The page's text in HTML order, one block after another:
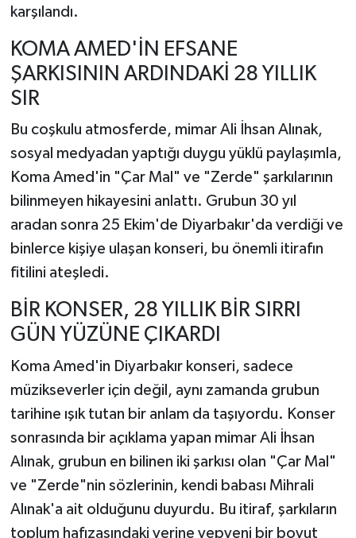
karşılandı.
KOMA AMED'İN EFSANE
ŞARKISININ ARDINDAKİ 28 YILLIK
SIR
Bu coşkulu atmosferde, mimar Ali İhsan Alınak,
sosyal medyadan yaptığı duygu yüklü paylaşımla,
Koma Amed'in "Çar Mal" ve "Zerde" şarkılarının
bilinmeyen hikayesini anlattı. Grubun 30 yıl
aradan sonra 25 Ekim'de Diyarbakır'da verdiği ve
binlerce kişiye ulaşan konseri, bu önemli itirafın
fitilini ateşledi.
BİR KONSER, 28 YILLIK BİR SIRRI
GÜN YÜZÜNE ÇIKARDI
Koma Amed'in Diyarbakır konseri, sadece
müzikseverler için değil, aynı zamanda grubun
tarihine ışık tutan bir anlam da taşıyordu. Konser
sonrasında bir açıklama yapan mimar Ali İhsan
Alınak, grubun en bilinen iki şarkısı olan "Çar Mal"
ve "Zerde"nin sözlerinin, kendi babası Mihrali
Alınak'a ait olduğunu duyurdu. Bu itiraf, şarkıların
toplum hafızasındaki yerine yepyeni bir boyut